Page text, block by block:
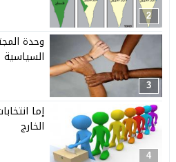
2
3
وحدة
السياسية
4
إما
الخارج